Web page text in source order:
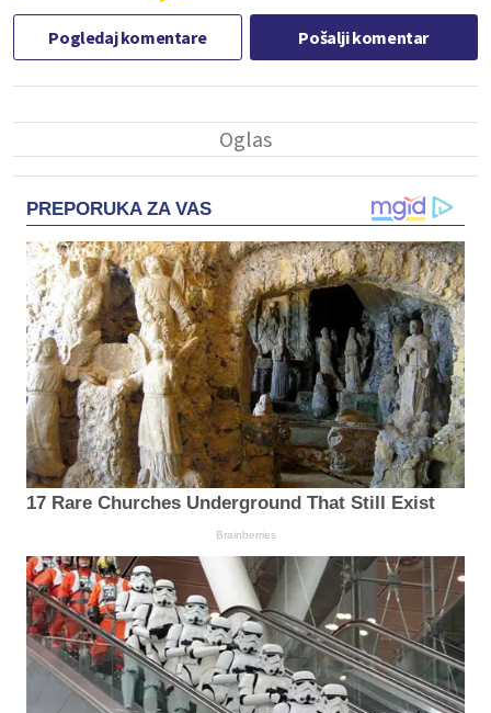
Pogledaj komentare Pošalji komentar
PREPORUKA ZA VAS
17 Rare Churches Underground That Still Exist
Brainberries